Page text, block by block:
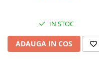
IN STOC
ADAUGA IN COS